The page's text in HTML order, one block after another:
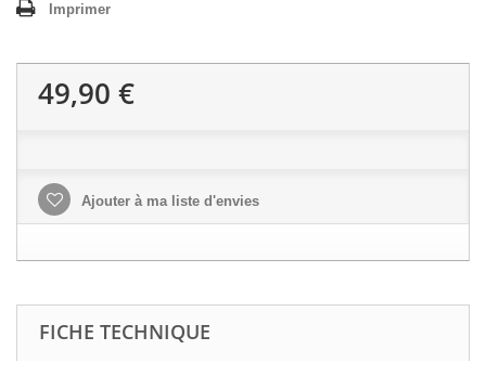
Imprimer
49,90 €
Ajouter à ma liste d'envies
FICHE TECHNIQUE